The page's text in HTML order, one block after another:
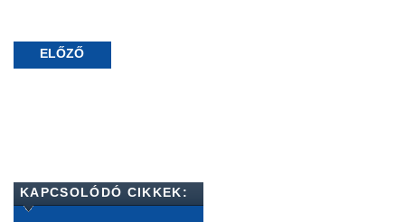
ELŐZŐ
KAPCSOLÓDÓ CIKKEK: